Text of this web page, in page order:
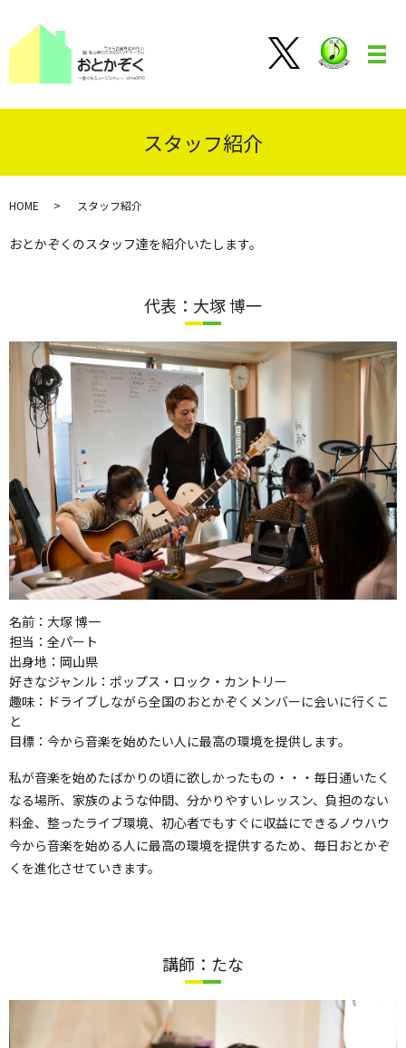
メ
スタッフ紹介
HOME スタッフ紹介
おとかぞくのスタッフ達を紹介いたします。
代表：大塚 博一
名前：大塚 博一
担当：全パート
出身地： 岡山県
好きなジャンル：ポップス・ロック・カントリー
趣味：ドライブしながら全国のおとかぞくメンバーに会いに行くこ
と
目標：今から音楽を始めたい人に最高の環境を提供します。
私が音楽を始めたばかりの頃に欲しかったもの・・・毎日通いたく
なる場所、家族のような仲間、分かりやすいレッスン、負担のない
料金、整ったライブ環境、初心者でもすぐに収益にできるノウハウ
今から音楽を始める人に最高の環境を提供するため、毎日おとかぞ
くを進化させていきます。
講師：たな